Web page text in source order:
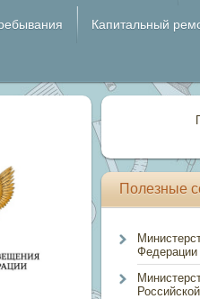
Капитальный
Полезные
Федерации